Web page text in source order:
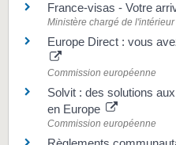
France-visas - Votre
Ministère chargé de l'intérieur
Europe Direct : vous
Commission européenne
Solvit : des solutions
en Europe
Commission européenne